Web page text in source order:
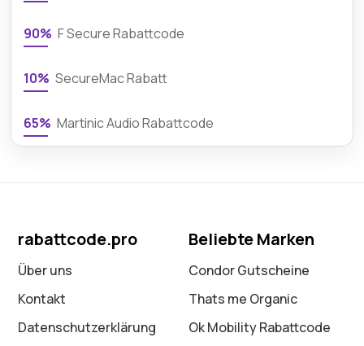
90% F Secure Rabattcode
10% SecureMac Rabatt
65% Martinic Audio Rabattcode
rabattcode.pro
Über uns
Kontakt
Datenschutz­erklärung
Beliebte Marken
Condor Gutscheine
Thats me Organic
Ok Mobility Rabattcode